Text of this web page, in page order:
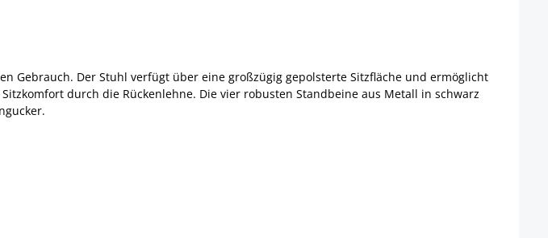
Gebrauch. Der Stuhl verfügt über eine großzügig gepolsterte Sitzfläche und ermöglicht
durch die Rückenlehne. Die vier robusten Standbeine aus Metall in schwarz